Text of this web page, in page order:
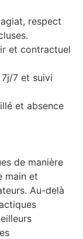
respect
et contractuel
7 et suivi
et absence
de manière
main et
Au-delà